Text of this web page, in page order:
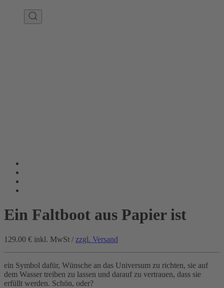
Ein Faltboot aus Papier ist
129.00 € inkl. MwSt / zzgl. Versand
ein Symbol dafür, Wünsche an das Universum zu richten, sie auf
dem Wasser treiben zu lassen und darauf zu vertrauen, dass sie
erfüllt werden. Schön, oder?